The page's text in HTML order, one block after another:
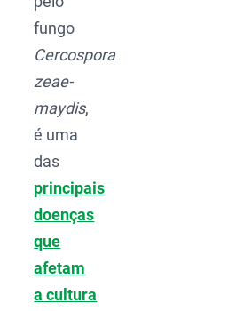
fungo
Cercospora
zeae-
maydis,
é uma
das
principais
doenças
que
afetam
a cultura